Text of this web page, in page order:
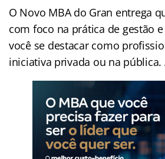
O Novo MBA do Gran entrega
com foco na prática de gestão
você se destacar como
iniciativa privada ou na pública.